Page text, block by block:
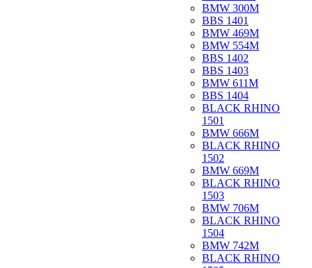
BMW 300M
BBS 1401
BMW 469M
BMW 554M
BBS 1402
BBS 1403
BMW 611M
BBS 1404
BLACK RHINO
1501
BMW 666M
BLACK RHINO
1502
BMW 669M
BLACK RHINO
1503
BMW 706M
BLACK RHINO
1504
BMW 742M
BLACK RHINO